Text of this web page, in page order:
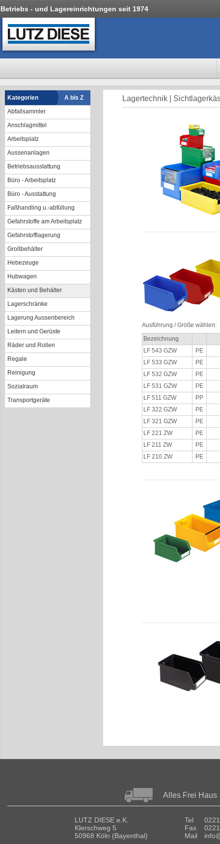
Betriebs - und Lagereinrichtungen seit 1974
Kategorien
A bis Z
Abfallsammler
Anschlagmittel
Arbeitsplatz
Aussenanlagen
Betriebsausstattung
Büro - Arbeitsplatz
Büro - Ausstattung
Faßhandling u.-abfüllung
Gefahrstoffe am Arbeitsplatz
Gefahrstofflagerung
Großbehälter
Hebezeuge
Hubwagen
Kästen und Behälter
Lagerschränke
Lagerung Aussenbereich
Leitern und Gerüste
Räder und Rollen
Regale
Reinigung
Sozialraum
Transportgeräte
Lagertechnik |
Ausführung / Größe wählen:
Bezeichnung
LF 543 GZW
PE
LF 533 GZW
PE
LF 532 GZW
PE
LF 531 GZW
PE
LF 511 GZW
PP
LF 322 GZW
PE
LF 321 GZW
PE
LF 221 ZW
PE
LF 211 ZW
PE
LF 210 ZW
PE
Alles Frei Haus
LUTZ DIESE e.K.
Klerschweg 5
50968 Köln (Bayenthal)
Tel
Fax
Mail